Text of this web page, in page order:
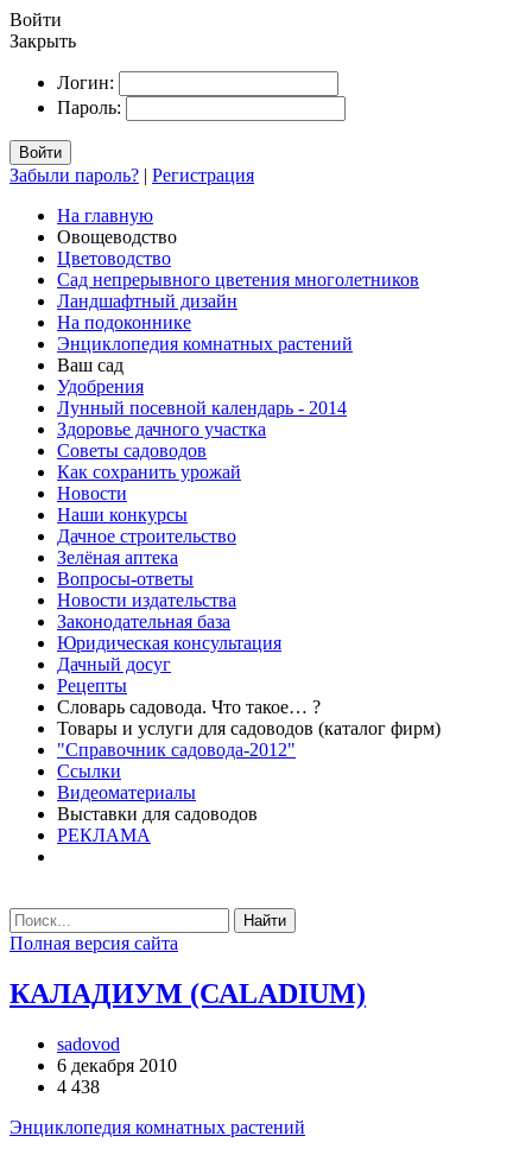
Войти
Закрыть
Логин:
Пароль:
Войти
Забыли пароль? | Регистрация
На главную
Овощеводство
Цветоводство
Сад непрерывного цветения многолетников
Ландшафтный дизайн
На подоконнике
Энциклопедия комнатных растений
Ваш сад
Удобрения
Лунный посевной календарь - 2014
Здоровье дачного участка
Советы садоводов
Как сохранить урожай
Новости
Наши конкурсы
Дачное строительство
Зелёная аптека
Вопросы-ответы
Новости издательства
Законодательная база
Юридическая консультация
Дачный досуг
Рецепты
Словарь садовода. Что такое… ?
Товары и услуги для садоводов (каталог фирм)
"Справочник садовода-2012"
Ссылки
Видеоматериалы
Выставки для садоводов
РЕКЛАМА
Найти
Полная версия сайта
КАЛАДИУМ (САLADIUM)
sadovod
6 декабря 2010
4 438
Энциклопедия комнатных растений